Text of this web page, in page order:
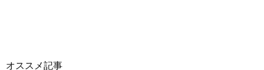
オススメ記事